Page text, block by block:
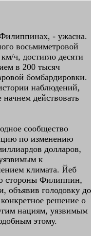
- ужасна.
восьмиметровой
ч, достигло десяти
в 200 тысяч
бомбардировки.
наблюдений,
действовать
сообщество
по изменению
долларов,
к
климата. Йеб
стороны Филиппин,
объявив голодовку до
решение о
нациям, уязвимым
этому.